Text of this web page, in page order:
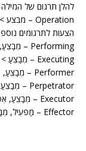
להלן תרגום של
Operation – מבצע >
הצעות לתרגומים
Performing – מְבַצֵעַ, מוֹפִיעַ >
Executing – מְבַצֵעַ >
Performer – מְבַצֵעַ, שַׂחְקָן, נַגָן, מוֹפִיעָן, מַצִיג, מְחוֹלֵל >
Perpetrator – מְבַצֵעַ >
Executor – מְבַצֵעַ, אְפִּיטרוֹפּוּס >
Effector – מַפעִיל, מְבַצֵעַ >